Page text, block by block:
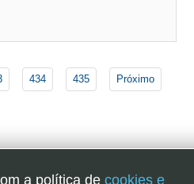
434 435
Próximo
a política de cookies e